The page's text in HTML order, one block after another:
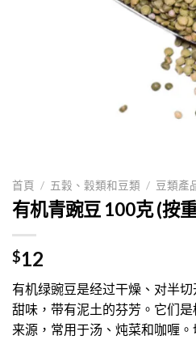
首頁 / 五穀、穀類和豆類 / 豆類產
有机青豌豆 100克 (按
$12
有机绿豌豆是经过干燥、对半
甜味，带有泥土的芬芳。它们
来源，常用于汤、炖菜和咖喱